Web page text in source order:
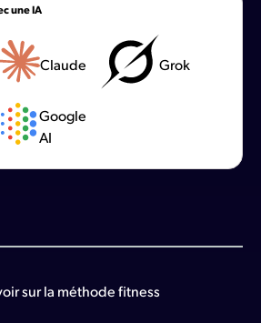
une IA
Claude Grok
Google
AI
sur la méthode fitness